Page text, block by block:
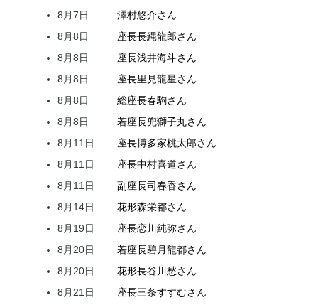
8月7日
澤村悠介さん
8月8日
座長長縄龍郎さん
8月8日
座長浅井海斗さん
8月8日
座長里見龍星さん
8月8日
総座長春駒さん
8月8日
若座長兜獅子丸さん
8月11日
座長博多家桃太郎さん
8月11日
座長中村喜道さん
8月11日
副座長司春香さん
8月14日
花形森栄都さん
8月19日
座長恋川純弥さん
8月20日
若座長碧月龍都さん
8月20日
花形長谷川愁さん
8月21日
座長三条すすむさん